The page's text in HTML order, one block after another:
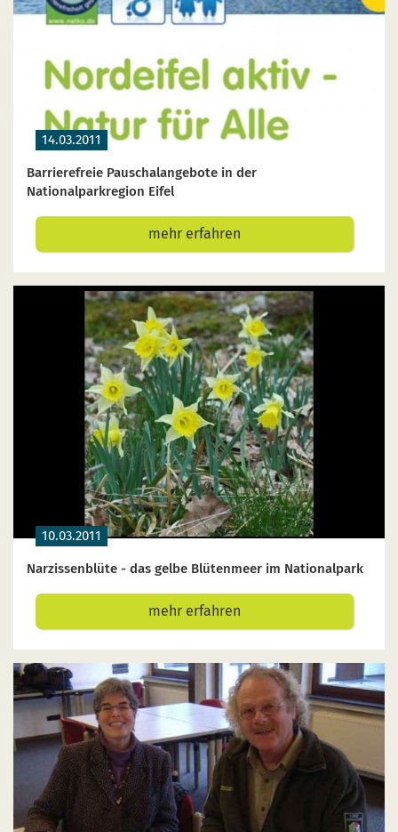
Start- und Treff-Punkte
Veranstaltungen
sich im neuen Fenster
öffnet sich im neuen Fenster
Link öffnet sich im neuen Fenster
14.03.2011
Barrierefreie Pauschalangebote in der
Nationalparkregion Eifel
mehr erfahren
10.03.2011
Narzissenblüte - das gelbe Blütenmeer im Nationalpark
mehr erfahren